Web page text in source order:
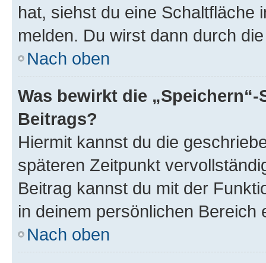
hat, siehst du eine Schaltfläche
melden. Du wirst dann durch
Nach oben
Was bewirkt die
Beitrags?
Hiermit kannst du die
späteren Zeitpunkt
Beitrag kannst du mit der
in deinem persönlichen Bereich
Nach oben